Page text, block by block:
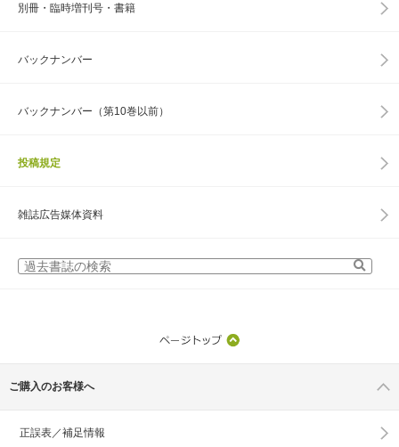
別冊・臨時増刊号・書籍
バックナンバー
バックナンバー（第10巻以前）
投稿規定
雑誌広告媒体資料
ご購入のお客様へ
正誤表／補足情報